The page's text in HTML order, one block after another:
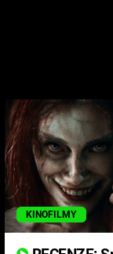
KINOFILMY